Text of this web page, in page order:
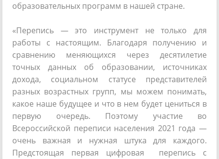
образовательных программ в нашей стране.
«Перепись — это инструмент не только для
работы с настоящим. Благодаря получению и
сравнению меняющихся через десятилетие
точных данных об образовании, источниках
дохода, социальном статусе представителей
разных возрастных групп, мы можем понимать,
какое наше будущее и что в нем будет цениться в
первую очередь. Поэтому участие во
Всероссийской переписи населения 2021 года —
очень важная и нужная штука для каждого.
Предстоящая первая цифровая перепись с